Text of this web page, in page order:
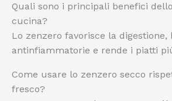
Quali sono i principali benefici
cucina?
Lo zenzero favorisce la digestione,
antinfiammatorie e rende i piatti
Come usare lo zenzero secco
fresco?